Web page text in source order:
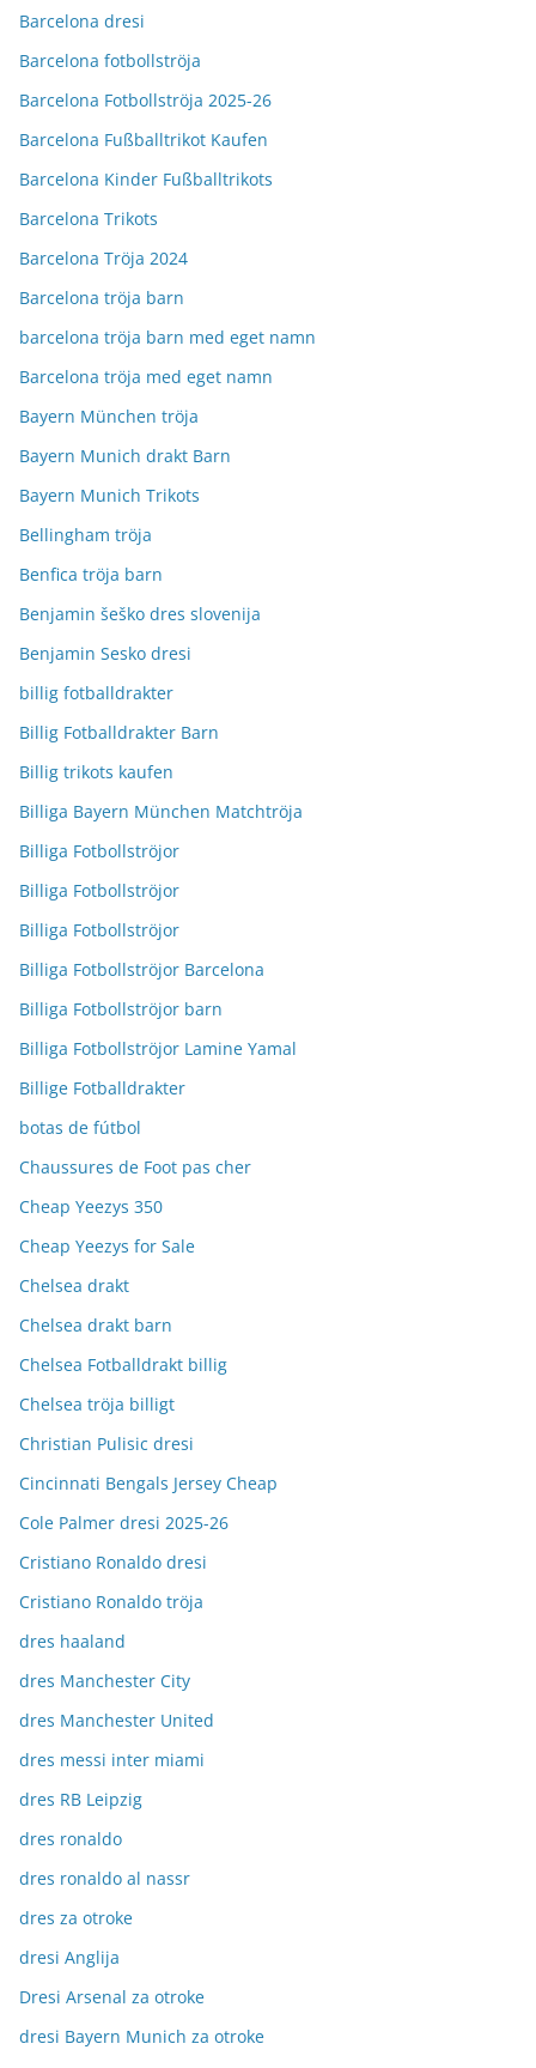
Barcelona dresi
Barcelona fotbollströja
Barcelona Fotbollströja 2025-26
Barcelona Fußballtrikot Kaufen
Barcelona Kinder Fußballtrikots
Barcelona Trikots
Barcelona Tröja 2024
Barcelona tröja barn
barcelona tröja barn med eget namn
Barcelona tröja med eget namn
Bayern München tröja
Bayern Munich drakt Barn
Bayern Munich Trikots
Bellingham tröja
Benfica tröja barn
Benjamin šeško dres slovenija
Benjamin Sesko dresi
billig fotballdrakter
Billig Fotballdrakter Barn
Billig trikots kaufen
Billiga Bayern München Matchtröja
Billiga Fotbollströjor
Billiga Fotbollströjor
Billiga Fotbollströjor
Billiga Fotbollströjor Barcelona
Billiga Fotbollströjor barn
Billiga Fotbollströjor Lamine Yamal
Billige Fotballdrakter
botas de fútbol
Chaussures de Foot pas cher
Cheap Yeezys 350
Cheap Yeezys for Sale
Chelsea drakt
Chelsea drakt barn
Chelsea Fotballdrakt billig
Chelsea tröja billigt
Christian Pulisic dresi
Cincinnati Bengals Jersey Cheap
Cole Palmer dresi 2025-26
Cristiano Ronaldo dresi
Cristiano Ronaldo tröja
dres haaland
dres Manchester City
dres Manchester United
dres messi inter miami
dres RB Leipzig
dres ronaldo
dres ronaldo al nassr
dres za otroke
dresi Anglija
Dresi Arsenal za otroke
dresi Bayern Munich za otroke